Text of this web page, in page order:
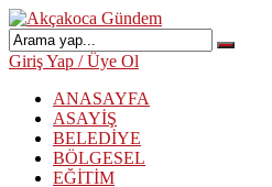
Giriş Yap / Üye Ol
ANASAYFA
ASAYİŞ
BELEDİYE
BÖLGESEL
EĞİTİM